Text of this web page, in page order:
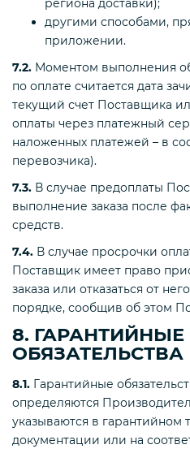
региона доставки);
другими способами,
приложении.
7.2. Моментом выполнения
по оплате считается дата
текущий счет Поставщика
оплаты через платежный
наложенных платежей – в
перевозчика).
7.3. В случае предоплаты
выполнение заказа после
средств.
7.4. В случае просрочки
Поставщик имеет право
заказа или отказаться от
порядке, сообщив об этом
8. ГАРАНТИЙНЫЕ
ОБЯЗАТЕЛЬСТВА
8.1. Гарантийные
определяются
указываются в гарантийном
документации или на